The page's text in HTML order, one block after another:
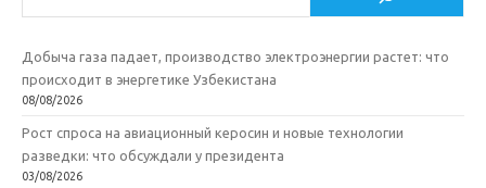
Добыча газа падает, производство электроэнергии растет: что
происходит в энергетике Узбекистана
08/08/2026
Рост спроса на авиационный керосин и новые технологии
разведки: что обсуждали у президента
03/08/2026